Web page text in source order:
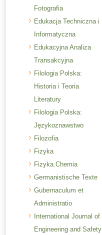
Fotografia
Edukacja Techniczna i
Informatyczna
Edukacyjna Analiza
Transakcyjna
Filologia Polska:
Historia i Teoria
Literatury
Filologia Polska:
Językoznawstwo
Filozofia
Fizyka
Fizyka.Chemia
Germanistische Texte
Gubernaculum et
Administratio
International Journal of
Engineering and Safety